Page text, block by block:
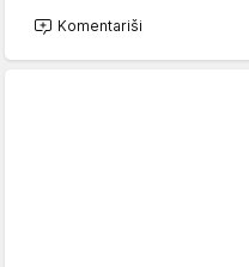
Komentariši